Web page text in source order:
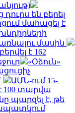
են բերել
մահացել է
մասին
է 162
«Օձուն»
ԱՄՆ-ում 15-
տարվա
պարզել է, թե